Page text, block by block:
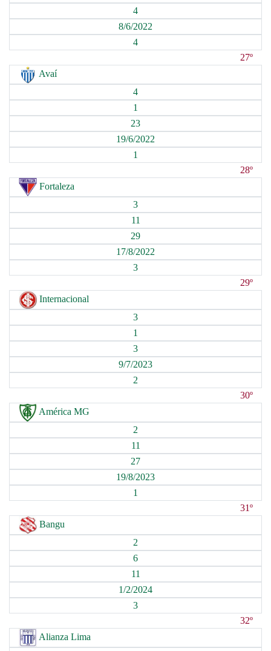
4
8/6/2022
4
27º
Avaí
4
1
23
19/6/2022
1
28º
Fortaleza
3
11
29
17/8/2022
3
29º
Internacional
3
1
3
9/7/2023
2
30º
América MG
2
11
27
19/8/2023
1
31º
Bangu
2
6
11
1/2/2024
3
32º
Alianza Lima